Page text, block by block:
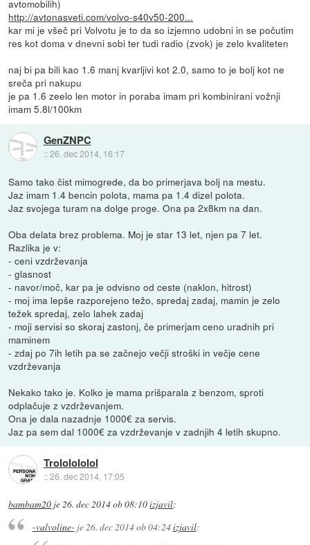
avtomobilih)
http://avtonasveti.com/volvo-s40v50-200...
kar mi je všeč pri Volvotu je to da so izjemno udobni in se počutim
res kot doma v dnevni sobi ter tudi radio (zvok) je zelo kvaliteten
naj bi pa bili kao 1.6 manj kvarljivi kot 2.0, samo to je bolj kot ne
sreča pri nakupu
je pa 1.6 zeelo len motor in poraba imam pri kombinirani vožnji
imam 5.8l/100km
GenZNPC
::26. dec 2014, 16:17
Samo tako čist mimogrede, da bo primerjava bolj na mestu.
Jaz imam 1.4 bencin polota, mama pa 1.4 dizel polota.
Jaz svojega turam na dolge proge. Ona pa 2x8km na dan.
Oba delata brez problema. Moj je star 13 let, njen pa 7 let.
Razlika je v:
- ceni vzdrževanja
- glasnost
- navor/moč, kar pa je odvisno od ceste (naklon, hitrost)
- moj ima lepše razporejeno težo, spredaj zadaj, mamin je zelo
težek spredaj, zelo lahek zadaj
- moji servisi so skoraj zastonj, če primerjam ceno uradnih pri
maminem
- zdaj po 7ih letih pa se začnejo večji stroški in večje cene
vzdrževanja
Nekako tako je. Kolko je mama prišparala z benzom, sproti
odplačuje z vzdrževanjem.
Ona je dala nazadnje 1000€ za servis.
Jaz pa sem dal 1000€ za vzdrževanje v zadnjih 4 letih skupno.
Trololololol
::26. dec 2014, 17:05
bambam20 je26. dec 2014 ob 08:10izjavil:
-valvoline- je26. dec 2014 ob 04:24izjavil: